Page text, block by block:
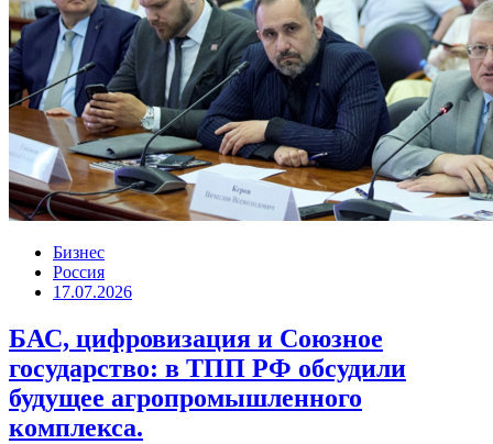
Бизнес
Россия
17.07.2026
БАС, цифровизация и Союзное
государство: в ТПП РФ обсудили
будущее агропромышленного
комплекса.